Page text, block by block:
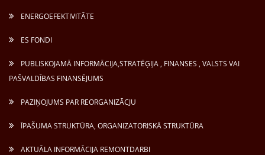
ENERGOEFEKTIVITĀTE
ES FONDI
PUBLISKOJAMĀ INFORMĀCIJA,STRATĒĢIJA , FINANSES , VALSTS VAI
PAŠVALDĪBAS FINANSĒJUMS
PAZIŅOJUMS PAR REORGANIZĀCJU
ĪPAŠUMA STRUKTŪRA, ORGANIZATORISKĀ STRUKTŪRA
AKTUĀLA INFORMĀCIJA REMONTDARBI